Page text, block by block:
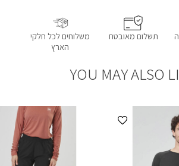
תשלום מאובטח
משלוחים לכל חלקי
הארץ
YOU MAY ALSO
הוספה למועדפים